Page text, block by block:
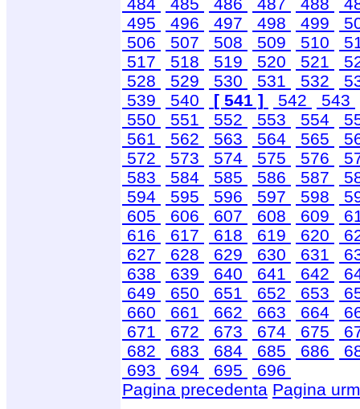
495
496 497 498 499
506
507 508 509 510
517
518 519 520 521
528
529 530 531 532
539
540 [ 541 ] 542
543
550
551 552 553 554
561
562 563 564 565
572
573 574 575 576
583
584 585 586 587
594
595 596 597 598
605
606 607 608 609
616
617 618 619 620
627
628 629 630 631
638
639 640 641 642
649
650 651 652 653
660
661 662 663 664
671
672 673 674 675
682
683 684 685 686
693
694 695
696
Pagina precedenta Pagina